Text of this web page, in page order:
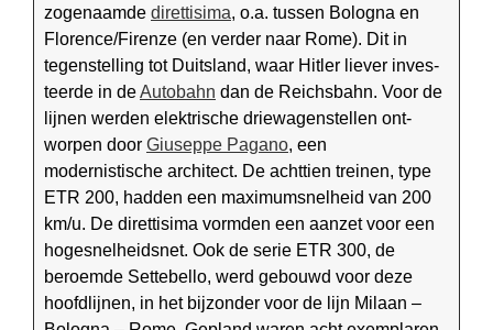
zogenaamde direttisima, o.a. tussen Bologna en
Florence/Firenze (en verder naar Rome). Dit in
tegenstelling tot Duitsland, waar Hitler liever inves­
teerde in deAutobahn dan de Reichs­bahn. Voor de
lijnen werden elektrische driewagenstellen ont­
worpen door Giuseppe Pagano, een
modernistische architect. De achttien treinen, type
ETR 200, hadden een maximumsnelheid van 200
km/u. De direttisima vormden een aanzet voor een
hogesnelheidsnet. Ook de serie ETR 300, de
beroemde Settebello, werd gebouwd voor deze
hoofdlijnen, in het bijzonder voor de lijn Milaan –